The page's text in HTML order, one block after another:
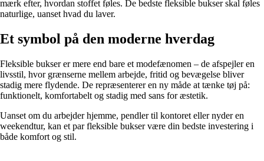
mærk efter, hvordan stoffet føles. De bedste fleksible bukser skal føles
naturlige, uanset hvad du laver.
Et symbol på den moderne hverdag
Fleksible bukser er mere end bare et modefænomen – de afspejler en
livsstil, hvor grænserne mellem arbejde, fritid og bevægelse bliver
stadig mere flydende. De repræsenterer en ny måde at tænke tøj på:
funktionelt, komfortabelt og stadig med sans for æstetik.
Uanset om du arbejder hjemme, pendler til kontoret eller nyder en
weekendtur, kan et par fleksible bukser være din bedste investering i
både komfort og stil.